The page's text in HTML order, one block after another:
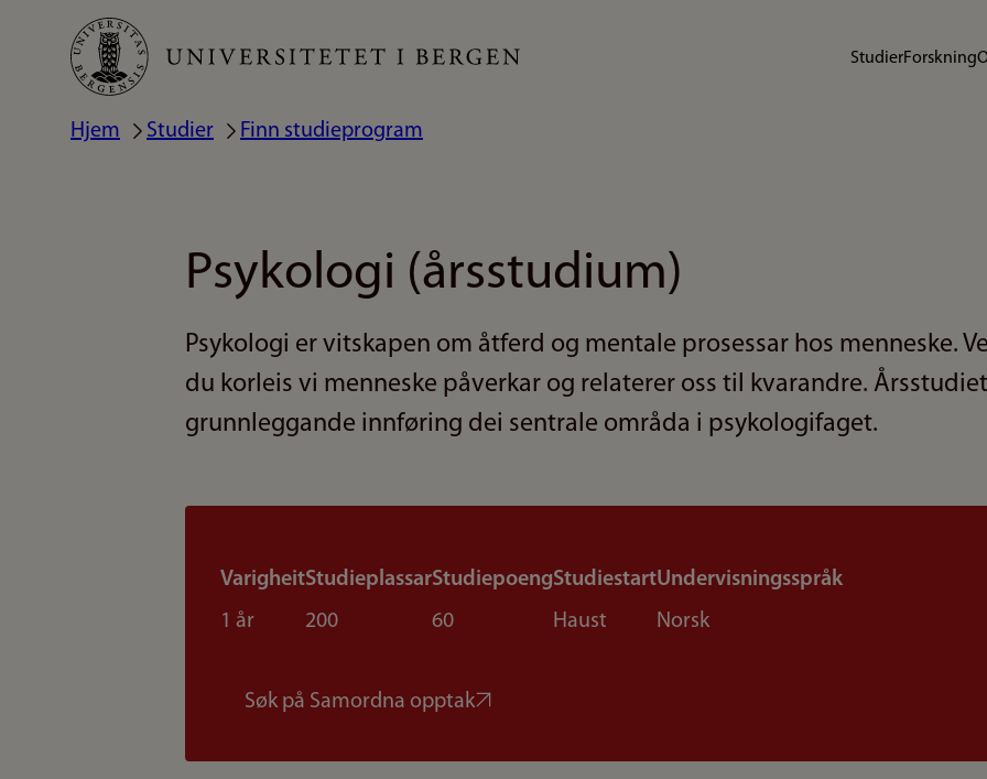
Hopp
hovedinnhold
StudierForskning
Navigasjonssti
Hjem Studier Finn studieprogram
Psykologi (årsstudium)
Psykologi er vitskapen om åtferd og mentale prosessar hos menneske.
du korleis vi menneske påverkar og relaterer oss til kvarandre.
grunnleggande innføring dei sentrale områda i psykologifaget.
Varigheit
1 år
Studieplassar
200
Studiepoeng
60
Studiestart
Haust
Undervisningsspråk
Norsk
Søk på Samordna opptak